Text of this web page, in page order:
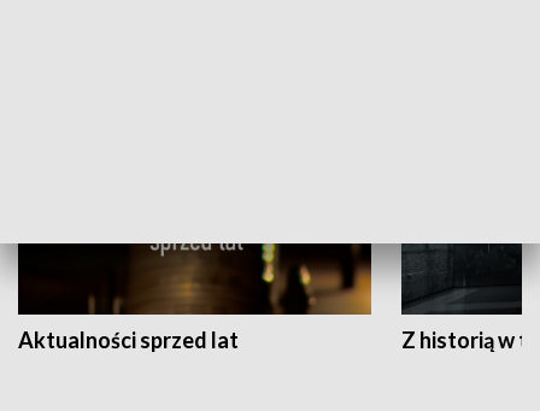
Aktualności sprzed lat Z historią w